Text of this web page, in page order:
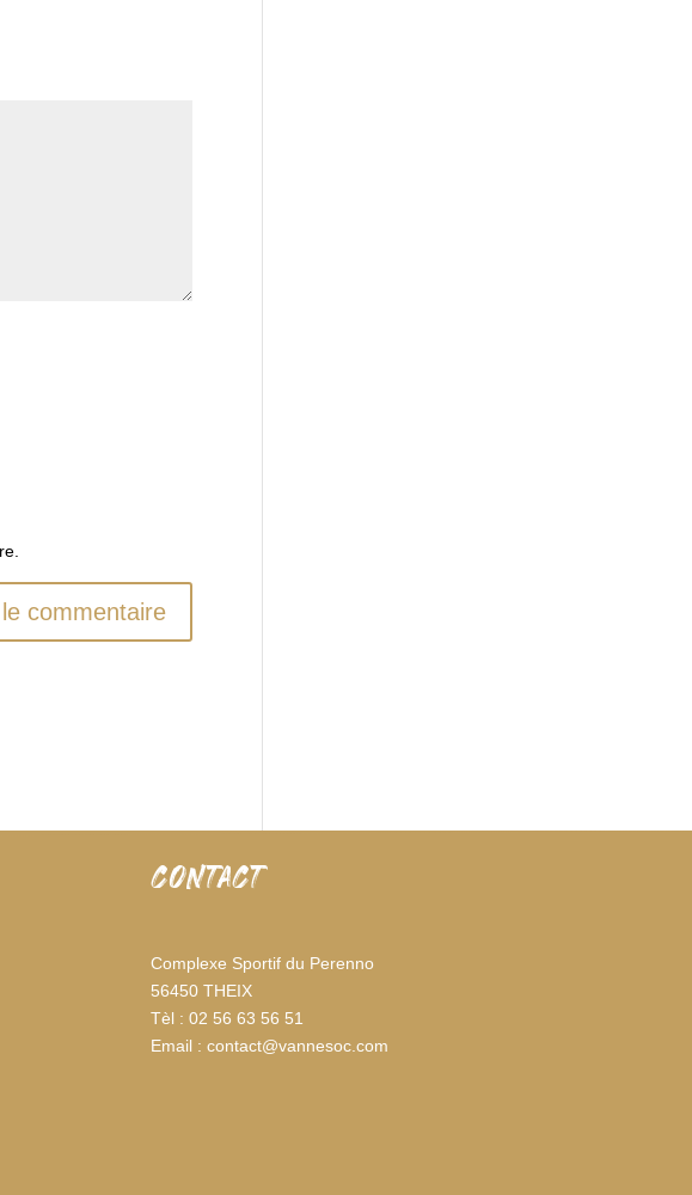
CONTACT
Complexe Sportif du Perenno
56450 THEIX
Tèl : 02 56 63 56 51
Email : contact@vannesoc.com